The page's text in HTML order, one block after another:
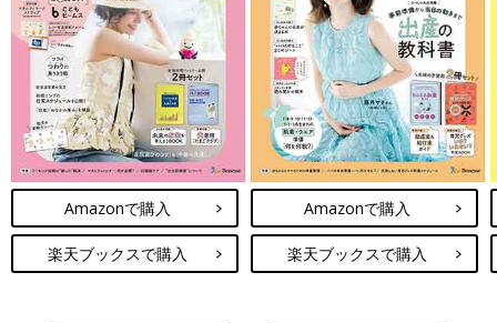
Amazonで購入
楽天ブックスで購入
Amazonで購入
楽天ブックスで購入